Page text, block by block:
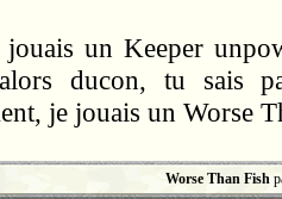
un Keeper
alors ducon, tu sais
je jouais un Worse
Worse Than Fish